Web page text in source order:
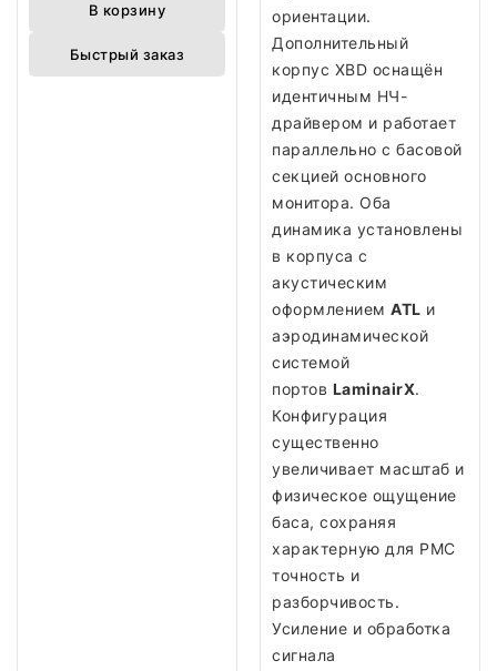
В корзину
Быстрый заказ
ориентации.
Дополнительный
корпус XBD оснащён
идентичным НЧ-
драйвером и работает
параллельно с басовой
секцией основного
монитора. Оба
динамика установлены
в корпуса с
акустическим
оформлением ATL и
аэродинамической
системой
портов LaminairX.
Конфигурация
существенно
увеличивает масштаб и
физическое ощущение
баса, сохраняя
характерную для PMC
точность и
разборчивость.
Усиление и обработка
сигнала